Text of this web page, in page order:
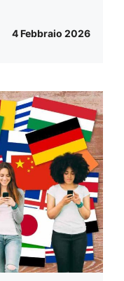
4 Febbraio 2026